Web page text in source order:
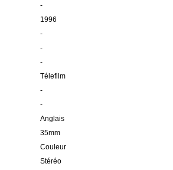
-
1996
-
-
-
Télefilm
-
-
Anglais
35mm
Couleur
Stéréo